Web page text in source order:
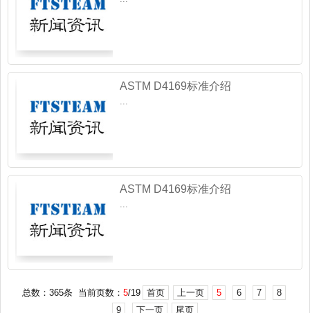
ASTM D4169标准介绍
...
ASTM D4169标准介绍
总数：365条 当前页数： 5/19 首页 上一页 5 6 7
8
9
下一页 尾页